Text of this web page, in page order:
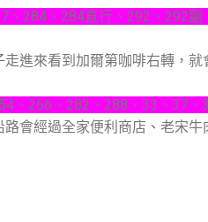
、284、284直行、292、292
進來看到加爾第咖啡右轉，就
、266、282、288、33、37、
會經過全家便利商店、老宋